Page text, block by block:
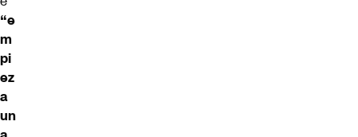
“e
m
pi
ez
a
un